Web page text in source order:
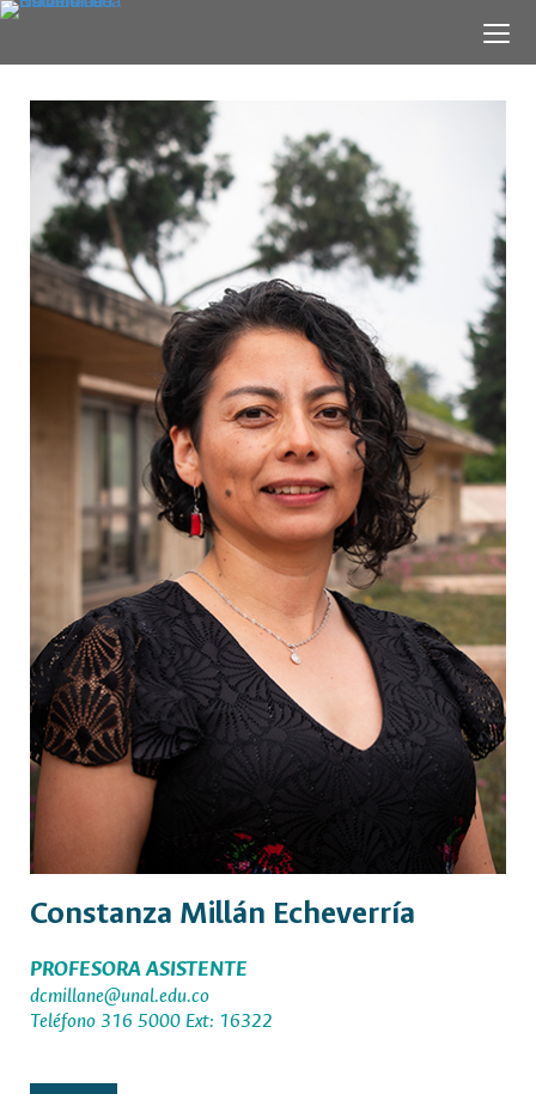
Constanza Millán Echeverría
PROFESORA ASISTENTE
dcmillane@unal.edu.co
Teléfono 316 5000 Ext: 16322